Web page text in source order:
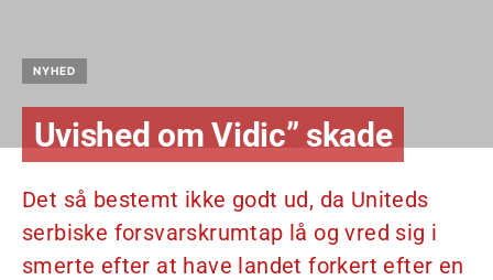
NYHED
Uvished om Vidic” skade
Det så bestemt ikke godt ud, da Uniteds
serbiske forsvarskrumtap lå og vred sig i
smerte efter at have landet forkert efter en